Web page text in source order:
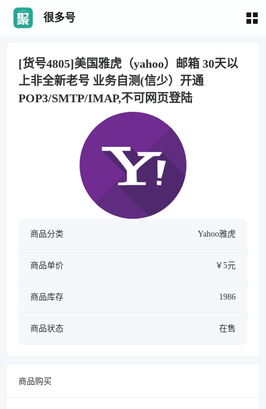
很多号
[货号4805]美国雅虎（yahoo）邮箱 30天以
上非全新老号 业务自测(信少）开通
POP3/SMTP/IMAP,不可网页登陆
商品分类 Yahoo雅虎
商品单价 ￥5元
商品库存 1986
商品状态 在售
商品购买